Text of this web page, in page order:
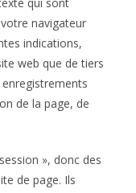
navigateur
indications,
web que de tiers
de la page, de
», donc des
de page. Ils